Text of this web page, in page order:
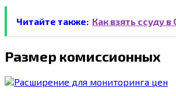
Читайте также: Как взять ссуду
Размер комиссионных